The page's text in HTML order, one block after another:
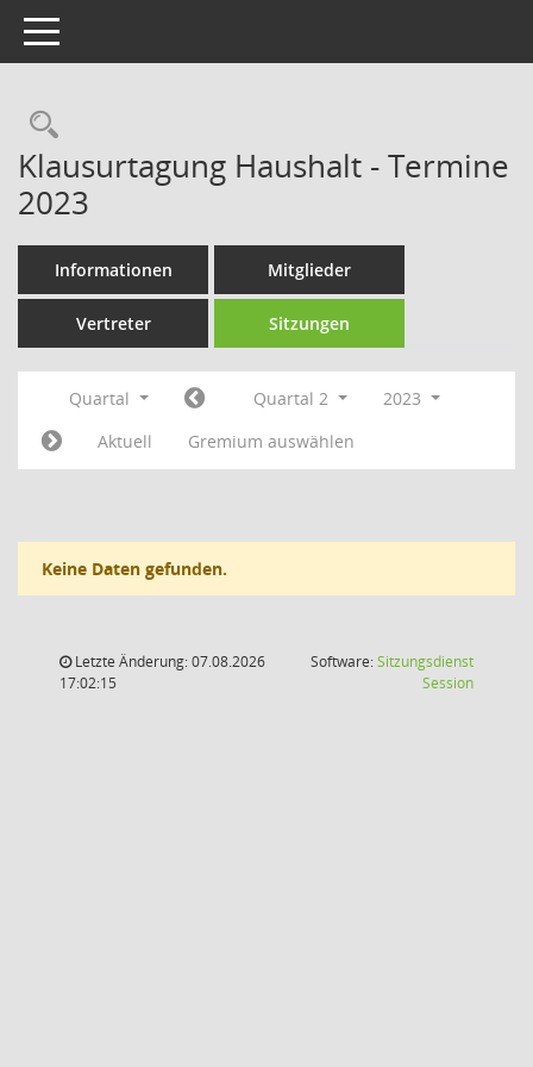
Toggle navigation
Rechercheauswahl
Klausurtagung Haushalt - Termine
2023
Informationen Mitglieder
Vertreter Sitzungen
Quartal Quartal 2
2023
Aktuell
Gremium auswählen
Keine Daten gefunden.
Letzte Änderung: 07.08.2026
17:02:15
Software:Sitzungsdienst
Session(Wird in